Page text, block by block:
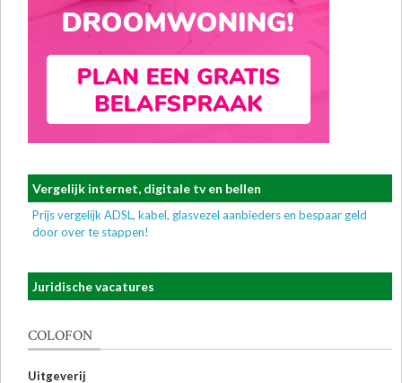
Vergelijk internet, digitale tv en bellen
Prijs vergelijk ADSL, kabel, glasvezel aanbieders en bespaar geld
door over te stappen!
Juridische vacatures
COLOFON
Uitgeverij